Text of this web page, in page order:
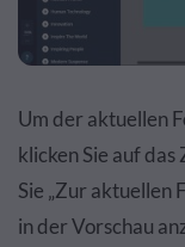
Um der aktuellen
klicken Sie auf
Sie „Zur aktuellen
in der Vorschau